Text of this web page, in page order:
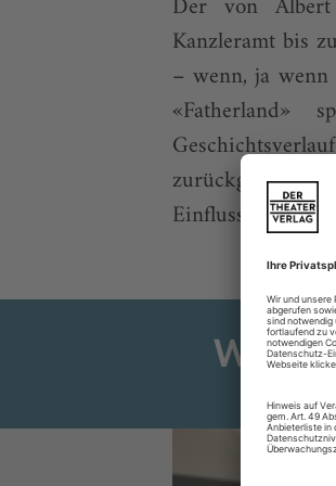
Kanzleramt bis
– wenn, ja
Einfluss gebracht